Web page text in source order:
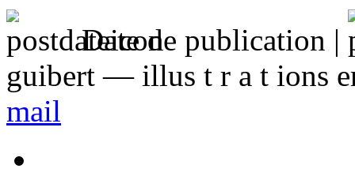
Date de publication |
guibert — illus t r a t ions
mail